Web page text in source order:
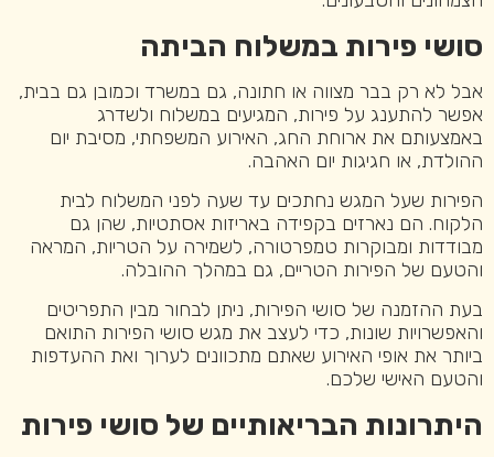
סושי פירות במשלוח הביתה
אבל לא רק בבר מצווה או חתונה, גם במשרד וכמובן גם בבית,
אפשר להתענג על פירות, המגיעים במשלוח ולשדרג
באמצעותם את ארוחת החג, האירוע המשפחתי, מסיבת יום
ההולדת, או חגיגות יום האהבה.
הפירות שעל המגש נחתכים עד שעה לפני המשלוח לבית
הלקוח. הם נארזים בקפידה באריזות אסתטיות, שהן גם
מבודדות ומבוקרות טמפרטורה, לשמירה על הטריות, המראה
והטעם של הפירות הטריים, גם במהלך ההובלה.
בעת ההזמנה של סושי הפירות, ניתן לבחור מבין התפריטים
והאפשרויות שונות, כדי לעצב את מגש סושי הפירות התואם
ביותר את אופי האירוע שאתם מתכוונים לערוך ואת ההעדפות
והטעם האישי שלכם.
היתרונות הבריאותיים של סושי פירות